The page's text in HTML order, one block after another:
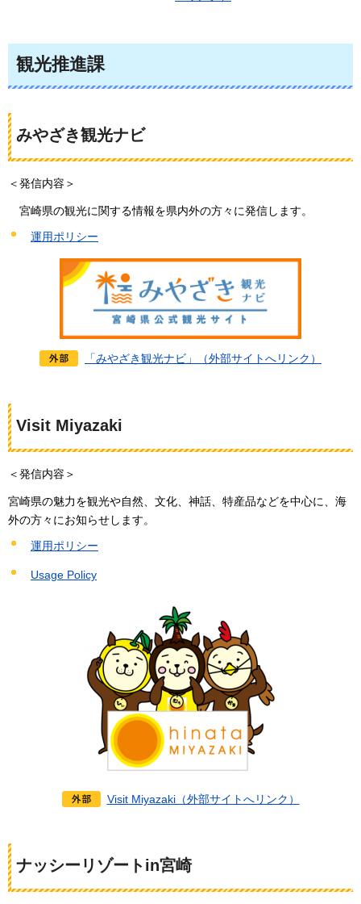
観光推進課
みやざき観光ナビ
＜発信内容＞
宮崎県の観光に関する情報を県内外の方々に発信します。
運用ポリシー
「みやざき観光ナビ」（外部サイトへリンク）
Visit Miyazaki
＜発信内容＞
宮崎県の魅力を観光や自然、文化、神話、特産品などを中心に、海
外の方々にお知らせします。
運用ポリシー
Usage Policy
Visit Miyazaki（外部サイトへリンク）
ナッシーリゾートin宮崎